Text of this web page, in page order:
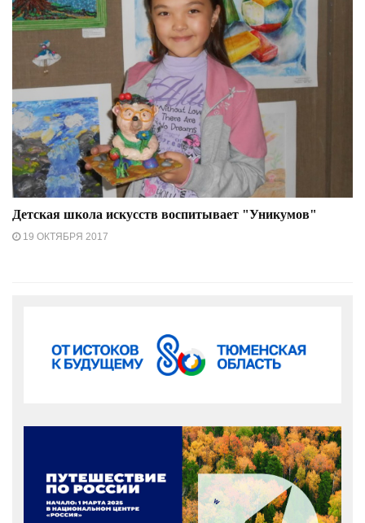
Детская школа искусств воспитывает "Уникумов"
19 ОКТЯБРЯ 2017